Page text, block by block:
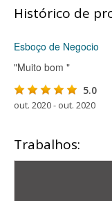
Histórico de
Esboço de Negocio
"Muito bom "
5.0
out. 2020 - out. 2020
Trabalhos: